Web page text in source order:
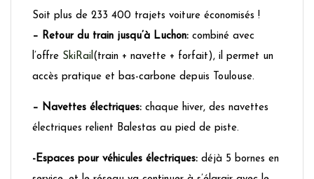
Soit plus de 233 400 trajets voiture économisés !
– Retour du train jusqu’à Luchon: combiné avec
l’offre SkiRail(train + navette + forfait), il permet un
accès pratique et bas-carbone depuis Toulouse.
– Navettes électriques: chaque hiver, des navettes
électriques relient Balestas au pied de piste.
-Espaces pour véhicules électriques: déjà 5 bornes en